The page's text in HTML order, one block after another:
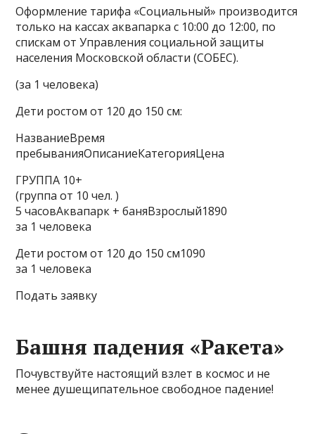
Оформление тарифа «Социальный» производится
только на кассах аквапарка с 10:00 до 12:00, по
спискам от Управления социальной защиты
населения Московской области (СОБЕС).
(за 1 человека)
Дети ростом от 120 до 150 см:
НазваниеВремя
пребыванияОписаниеКатегорияЦена
ГРУППА 10+
(группа от 10 чел. )
5 часовАквапарк + баняВзрослый1890
за 1 человека
Дети ростом от 120 до 150 см1090
за 1 человека
Подать заявку
Башня падения «Ракета»
Почувствуйте настоящий взлет в космос и не
менее душещипательное свободное падение!